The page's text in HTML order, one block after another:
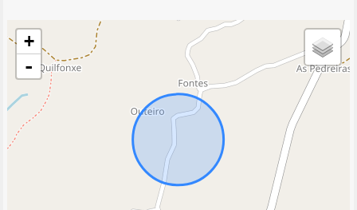
+
-